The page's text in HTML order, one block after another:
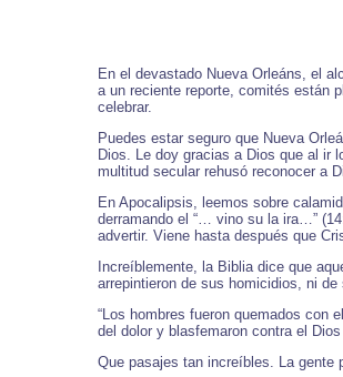
En el devastado Nueva Orleáns, el
a un reciente reporte, comités están
celebrar.
Puedes estar seguro que Nueva
Dios. Le doy gracias a Dios que al ir
multitud secular rehusó reconocer a
En Apocalipsis, leemos sobre
derramando el “… vino su la ira…”
advertir. Viene hasta después que
Increíblemente, la Biblia dice que
arrepintieron de sus homicidios, ni
“Los hombres fueron quemados con
del dolor y blasfemaron contra el
Que pasajes tan increíbles. La gente